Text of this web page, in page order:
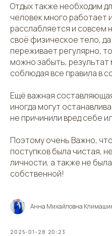
Отдых также необходим
человек много работает
расслабляется и совсем
своё физическое тело,
переживает регулярно,
можно забыть,
соблюдая все правила в
Ещё важная
иногда могут
не причинили вред себе
Поэтому очень Важно,
поступков была чистая,
личности, а также не
собственной!
Анна Михайловна
2025-01-28 20:23